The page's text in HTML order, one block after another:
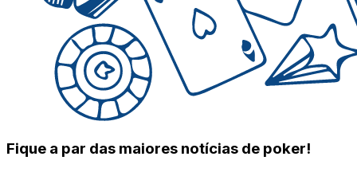
Fique a par das maiores notícias de poker!